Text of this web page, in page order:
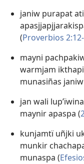
janiw purapat
(Proverbios
mayni
warmjam
munasiñas
jan wali
maynir apaspa (
kunjamtï uñjki
munkir
munaspa (